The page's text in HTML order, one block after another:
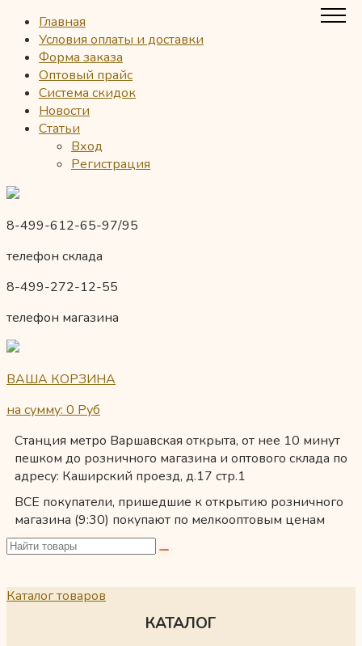
Главная
Условия оплаты и доставки
Форма заказа
Оптовый прайс
Система скидок
Новости
Статьи
Вход
Регистрация
8-499-612-65-97/95
телефон склада
8-499-272-12-55
телефон магазина
ВАША КОРЗИНА
на сумму: 0 Руб
Станция метро Варшавская открыта, от нее 10 минут
пешком до розничного магазина и оптового склада по
адресу: Каширский проезд, д.17 стр.1
ВСЕ покупатели, пришедшие к открытию розничного
магазина (9:30) покупают по мелкооптовым ценам
Каталог товаров
КАТАЛОГ